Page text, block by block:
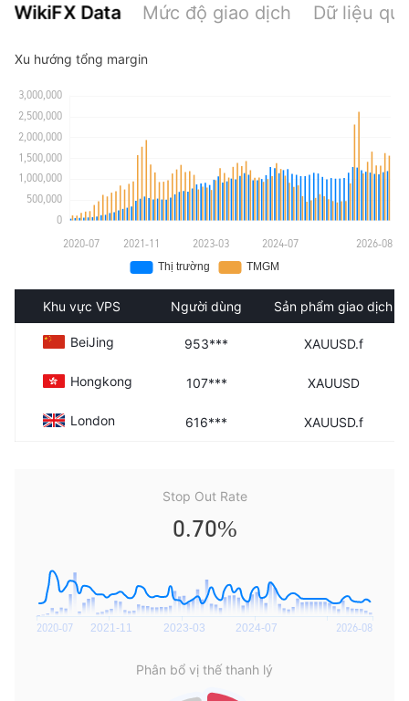
WikiFX Data Mức độ giao dịch Dữ liệu
Xu hướng tổng margin
Khu vực VPS Người dùng Sản phẩm giao dịch
BeiJing 953*** XAUUSD.f
Hongkong 107*** XAUUSD
London 616*** XAUUSD.f
Stop Out Rate
0.70%
Phân bổ vị thế thanh lý